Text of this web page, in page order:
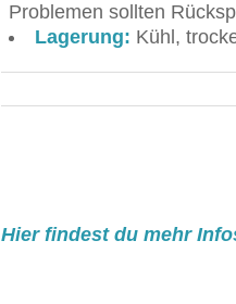
Problemen sollten
Lagerung: Kühl,
Hier findest du mehr